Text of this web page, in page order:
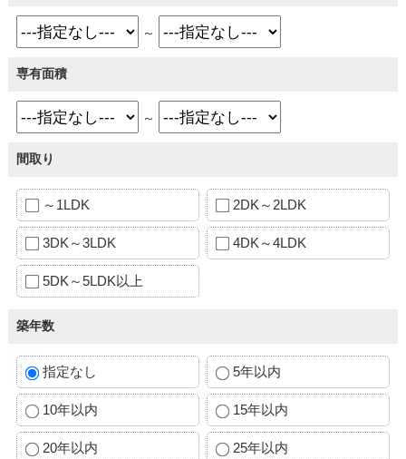
～
専有面積
～
間取り
～1LDK 2DK～2LDK
3DK～3LDK 4DK～4LDK
5DK～5LDK以上
築年数
指定なし 5年以内
10年以内 15年以内
20年以内 25年以内